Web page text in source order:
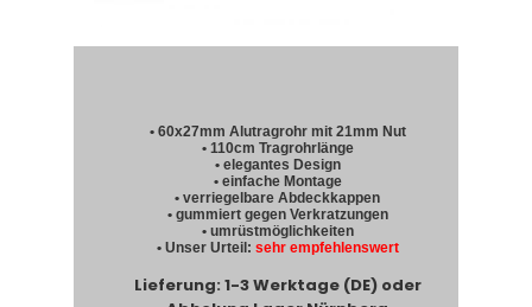
• 60x27mm Alutragrohr mit 21mm Nut
• 110cm Tragrohrlänge
• elegantes Design
• einfache Montage
• verriegelbare Abdeckkappen
• gummiert gegen Verkratzungen
• umrüstmöglichkeiten
• Unser Urteil: sehr empfehlenswert
Lieferung: 1-3 Werktage (DE) oder